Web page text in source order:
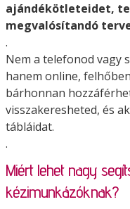
ajándékötleteidet,
megvalósítandó
.
Nem a telefonod vagy
hanem online,
bárhonnan
visszakeresheted, és
tábláidat.
.
Miért lehet nagy
kézimunkázóknak?